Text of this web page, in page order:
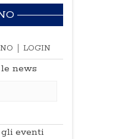
LOGIN
news
eventi